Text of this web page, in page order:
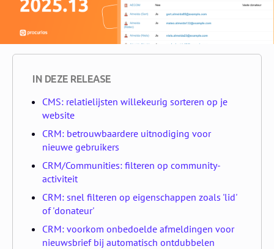
IN DEZE RELEASE
CMS: relatielijsten willekeurig sorteren op je
website
CRM: betrouwbaardere uitnodiging voor
nieuwe gebruikers
CRM/Communities: filteren op community-
activiteit
CRM: snel filteren op eigenschappen zoals 'lid'
of 'donateur'
CRM: voorkom onbedoelde afmeldingen voor
nieuwsbrief bij automatisch ontdubbelen